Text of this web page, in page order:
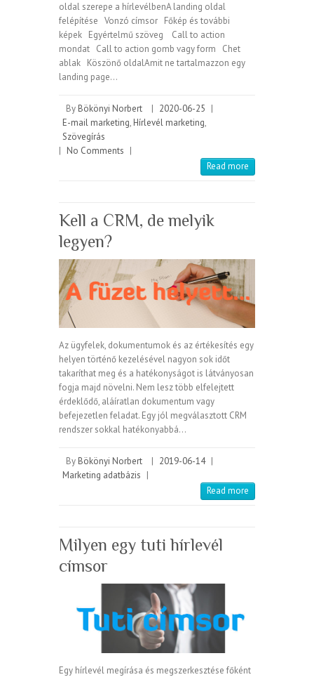
oldal szerepe a hírlevélbenA landing oldal
felépítése Vonzó címsor Főkép és további
képek Egyértelmű szöveg Call to action
mondat Call to action gomb vagy form Chet
ablak Köszönő oldalAmit ne tartalmazzon egy
landing page…
By Bökönyi Norbert | 2020-06-25 |
E-mail marketing, Hírlevél marketing,
Szövegírás
| No Comments |
Read more
Kell a CRM, de melyik
legyen?
Az ügyfelek, dokumentumok és az értékesítés egy
helyen történő kezelésével nagyon sok időt
takaríthat meg és a hatékonyságot is látványosan
fogja majd növelni. Nem lesz több elfelejtett
érdeklődő, aláíratlan dokumentum vagy
befejezetlen feladat. Egy jól megválasztott CRM
rendszer sokkal hatékonyabbá…
By Bökönyi Norbert | 2019-06-14 |
Marketing adatbázis |
Read more
Milyen egy tuti hírlevél
címsor
Egy hírlevél megírása és megszerkesztése főként